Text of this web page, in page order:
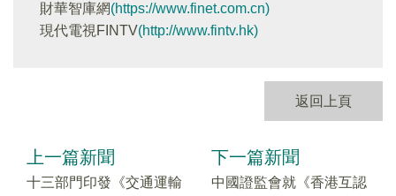
財華智庫網(https://www.finet.com.cn)
現代電視FINTV(http://www.fintv.hk)
返回上頁
上一篇新聞
十三部門印發《交通運輸
下一篇新聞
中國證監會就《香港互認